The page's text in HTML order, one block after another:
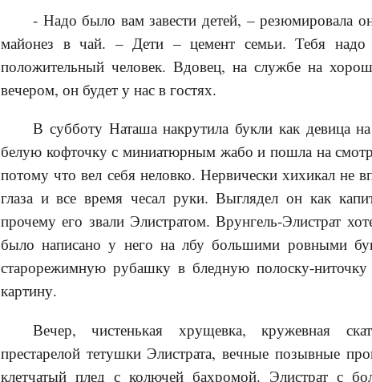
- Надо было вам завести детей, – резюмировала
майонез в чай. – Дети – цемент семьи. Тебя
положительный человек. Вдовец, на службе на
вечером, он будет у нас в гостях.
В субботу Наташа накрутила букли как девица
белую кофточку с миниатюрным жабо и пошла на
потому что вел себя неловко. Нервически хихикал не
глаза и все время чесал руки. Выглядел он как
прочему его звали Элистратом. Врунгель-Элистрат
было написано у него на лбу большими ровными
старорежимную рубашку в бледную полоску-
картину.
Вечер, чистенькая хрущевка, кружевная
престарелой тетушки Элистрата, вечные позывные
клетчатый плед с колючей бахромой. Элистрат с